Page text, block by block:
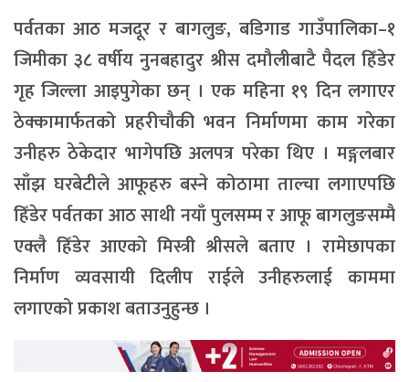
पर्वतका आठ मजदूर र बागलुङ, बडिगाड गाउँपालिका–१
जिमीका ३८ वर्षीय नुनबहादुर श्रीस दमौलीबाटै पैदल हिँडेर
गृह जिल्ला आइपुगेका छन् । एक महिना १९ दिन लगाएर
ठेक्कामार्फतको प्रहरीचौकी भवन निर्माणमा काम गरेका
उनीहरु ठेकेदार भागेपछि अलपत्र परेका थिए । मङ्गलबार
साँझ घरबेटीले आफूहरु बस्ने कोठामा ताल्चा लगाएपछि
हिँडेर पर्वतका आठ साथी नयाँ पुलसम्म र आफू बागलुङसम्मै
एक्लै हिँडेर आएको मिस्त्री श्रीसले बताए । रामेछापका
निर्माण व्यवसायी दिलीप राईले उनीहरुलाई काममा
लगाएको प्रकाश बताउनुहुन्छ ।